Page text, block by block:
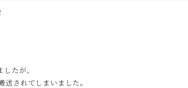
たが、
送されてしまいました。